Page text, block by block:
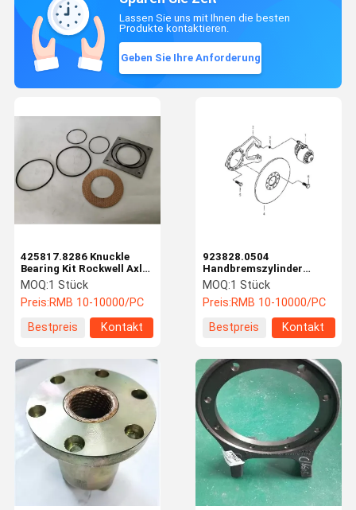
Lassen Sie uns mit Ihnen die besten
Produkte kontaktieren.
Geben Sie Ihre Anforderung
923828.0504
Handbremszylinder
Reparatur-Kit
MOQ:1 Stück
Preis:RMB 10-10000/PC
Bestpreis
Kontakt
425817.8286 Knuckle
Bearing Kit Rockwell Axle
Parts CE-zertifiziert
MOQ:1 Stück
Preis:RMB 10-10000/PC
Bestpreis
Kontakt